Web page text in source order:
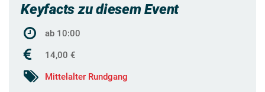
Keyfacts zu diesem Event
ab 10:00
14,00 €
Mittelalter Rundgang